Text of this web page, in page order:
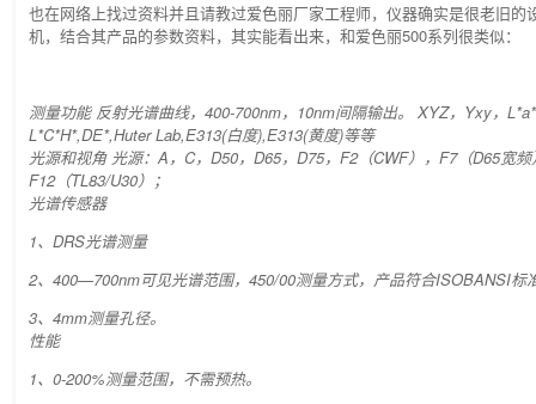
也在网络上找过资料并且请教过爱色丽厂家工程师，仪器确实是很老旧的
机，结合其产品的参数资料，其实能看出来，和爱色丽500系列很类似：
测量功能 反射光谱曲线，400-700nm，10nm间隔输出。 XYZ，Yxy，
L*C*H*,DE*,Huter Lab,E313(白度),E313(黄度)等等
光源和视角 光源：A，C，D50，D65，D75，F2（CWF），F7（D65宽
F12（TL83/U30）；
光谱传感器
1、DRS光谱测量
2、400—700nm可见光谱范围，450/00测量方式，产品符合ISOBANSI标
3、4mm测量孔径。
性能
1、0-200%测量范围，不需预热。